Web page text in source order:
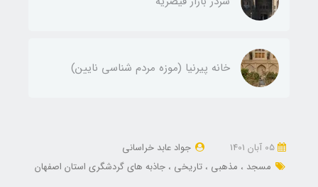
خانه پیرنیا (موزه مردم شناسی نایین)
جواد عابد خراسانی
مسجد
مذهبی تاریخی جاذبه های گردشگری استان اصفهان